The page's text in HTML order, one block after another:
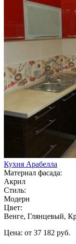
Кухня Арабелла
Материал фасада:
Акрил
Стиль:
Модерн
Цвет:
Венге, Глянцевый,
Цена: от 37 182 руб.